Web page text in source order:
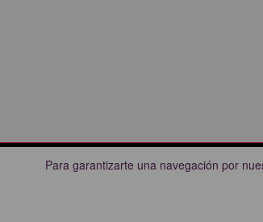
Para garantizarte una navegación por
CARTELERAS DE CINE